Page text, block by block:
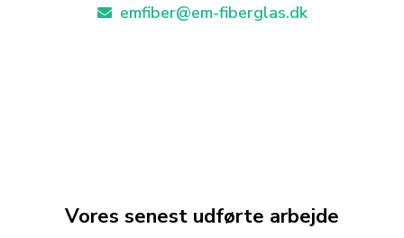
emfiber@em-fiberglas.dk
Vores senest udførte arbejde